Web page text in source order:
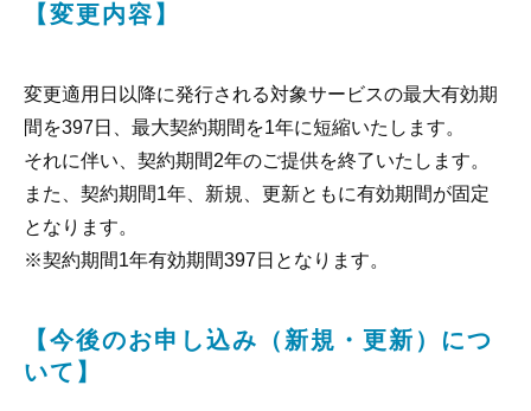
【変更内容】
変更適用日以降に発行される対象サービスの最大有効期
間を397日、最大契約期間を1年に短縮いたします。
それに伴い、契約期間2年のご提供を終了いたします。
また、契約期間1年、新規、更新ともに有効期間が固定
となります。
※契約期間1年有効期間397日となります。
【今後のお申し込み（新規・更新）につ
いて】